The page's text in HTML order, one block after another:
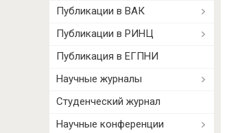
Публикации в ВАК
Публикации в РИНЦ
Публикация в ЕГПНИ
Научные журналы
Студенческий журнал
Научные конференции